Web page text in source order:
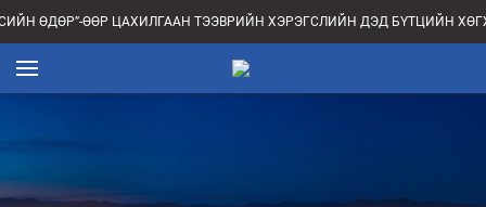
ӨДӨР”-ӨӨР ЦАХИЛГААН ТЭЭВРИЙН ХЭРЭГСЛИЙН ДЭД БҮТЦИЙН